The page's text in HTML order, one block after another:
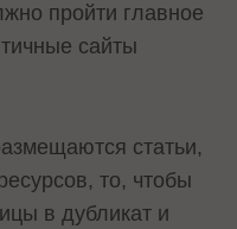
пройти главное
сайты
статьи,
то, чтобы
в дубликат и